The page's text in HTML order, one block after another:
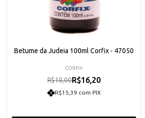
Betume da Judeia 100ml Corfix - 47050
CORFIX
R$18,00R$16,20
R$15,39 com PIX